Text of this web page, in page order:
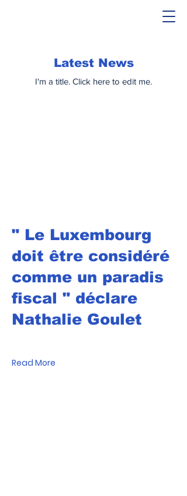
Latest News
I'm a title. ​Click here to edit me.
" Le Luxembourg
doit être considéré
comme un paradis
fiscal " déclare
Nathalie Goulet
Read More